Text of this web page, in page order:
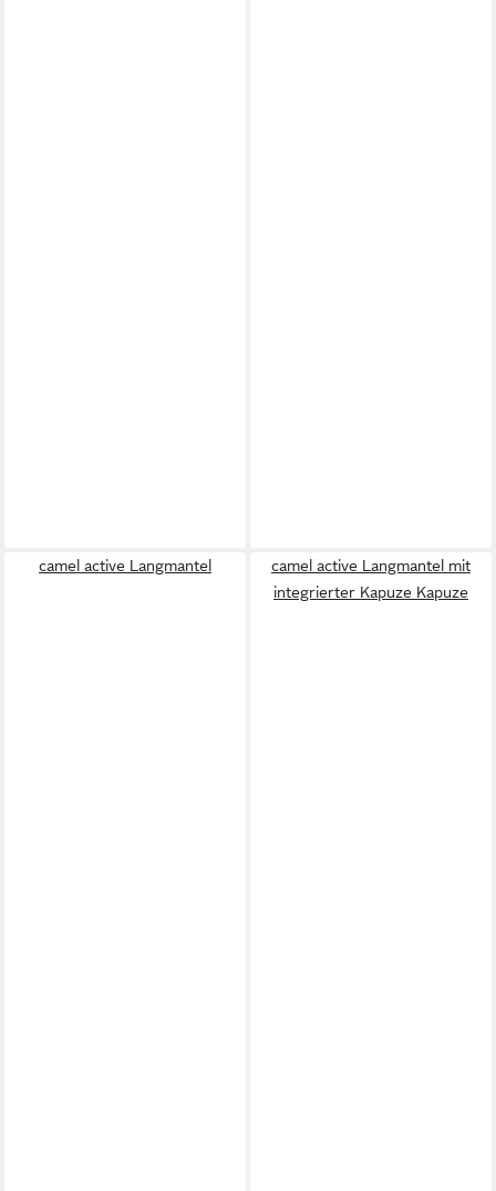
camel active Langmantel
camel active Langmantel mit
integrierter Kapuze Kapuze